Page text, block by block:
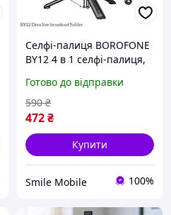
Селфі-палиця BOROFONE
BY12 4 в 1 селфі-палиця,
телефона, пульт
керування. Чорна
Готово до відправки
472₴
590 ₴
Купити
Smile Mobile 100%